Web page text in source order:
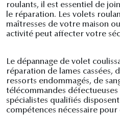
roulants, il est essentiel de
le réparation. Les volets
maîtresses de votre maison
activité peut affecter votre
Le dépannage de volet
réparation de lames cassées,
ressorts endommagés, de
télécommandes défectueuses
spécialistes qualifiés
compétences nécessaire